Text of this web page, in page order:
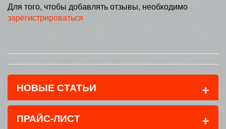
Для того, чтобы добавлять отзывы, необходимо
зарегистрироваться
НОВЫЕ СТАТЬИ +
ПРАЙС-ЛИСТ +